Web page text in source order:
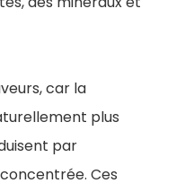
car la
plus
par
Ces